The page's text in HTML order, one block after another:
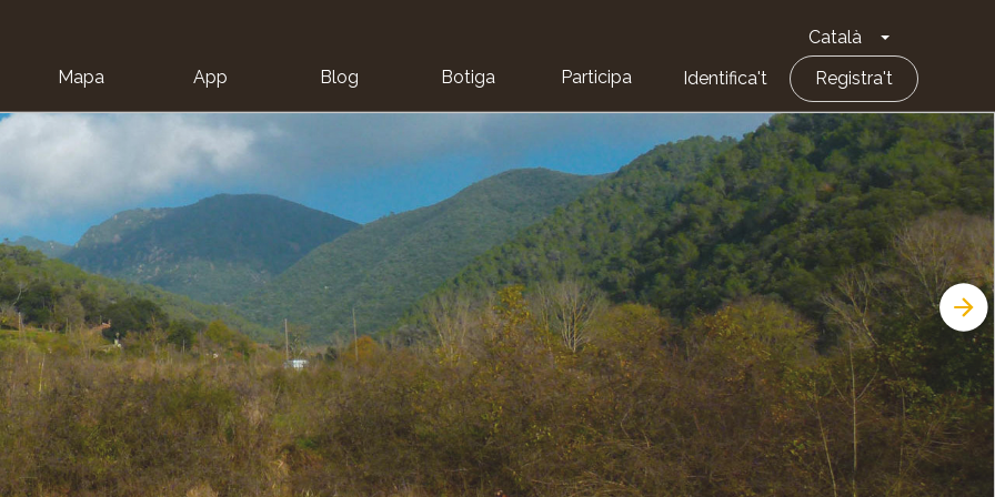
Català Toggle
Mapa App Blog Botiga Participa Identifica't Registra't